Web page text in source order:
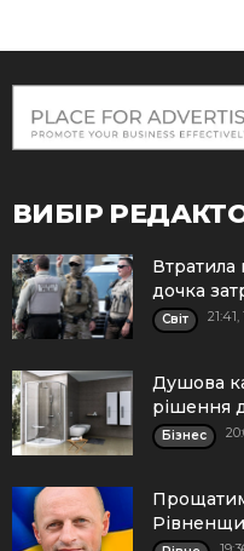
ВИБІР
Втратила
дочка
Cвіт 21:41,
Душова
рішення
Бізнес